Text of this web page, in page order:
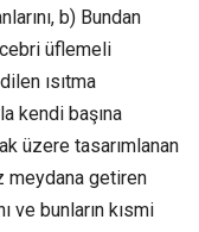
b) Bundan
cebri üflemeli
ısıtma
kendi başına
üzere tasarımlanan
meydana getiren
ve bunların kısmi